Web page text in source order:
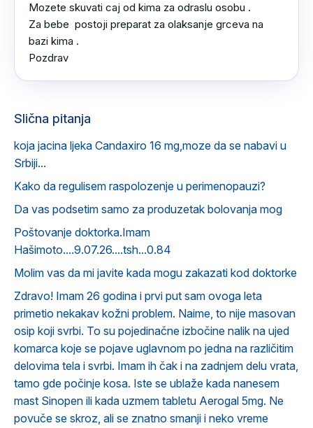
Mozete skuvati caj od kima za odraslu osobu .
Za bebe  postoji preparat za olaksanje grceva na
bazi kima .
Pozdrav
Slična pitanja
koja jacina ljeka Candaxiro 16 mg,moze da se nabavi u
Srbiji...
Kako da regulisem raspolozenje u perimenopauzi?
Da vas podsetim samo za produzetak bolovanja mog
Poštovanje doktorka.Imam
Hašimoto....9.07.26....tsh...0.84
Molim vas da mi javite kada mogu zakazati kod doktorke
Zdravo! Imam 26 godina i prvi put sam ovoga leta
primetio nekakav kožni problem. Naime, to nije masovan
osip koji svrbi. To su pojedinačne izbočine nalik na ujed
komarca koje se pojave uglavnom po jedna na različitim
delovima tela i svrbi. Imam ih čak i na zadnjem delu vrata,
tamo gde počinje kosa. Iste se ublaže kada nanesem
mast Sinopen ili kada uzmem tabletu Aerogal 5mg. Ne
povuče se skroz, ali se znatno smanji i neko vreme